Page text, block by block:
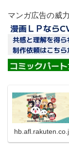
マンガ広告の威